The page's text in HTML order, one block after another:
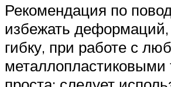
Рекомендация по
избежать деформаций,
гибку, при работе с
металлопластиковыми